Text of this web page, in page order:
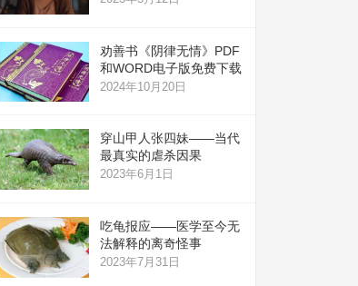
劝善书《阴律无情》PDF
和WORD电子版免费下载
2024年10月20日
穿山甲人张四妹——当代
最真实的虐杀因果
2023年6月1日
吃龟报应——医学至今无
法解释的离奇怪事
2023年7月31日